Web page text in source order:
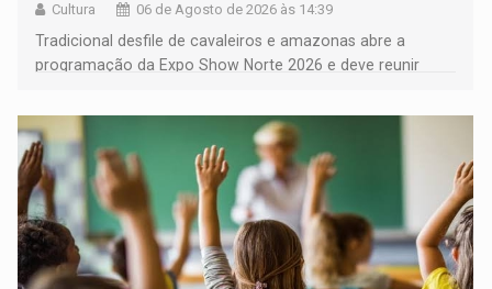
Cultura 06 de Agosto de 2026 às 14:39
Tradicional desfile de cavaleiros e amazonas abre a
programação da Expo Show Norte 2026 e deve reunir